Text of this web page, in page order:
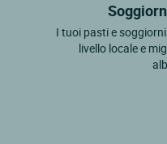
I tuoi pasti e
livello locale e